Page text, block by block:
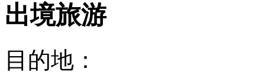
出境旅游
目的地：